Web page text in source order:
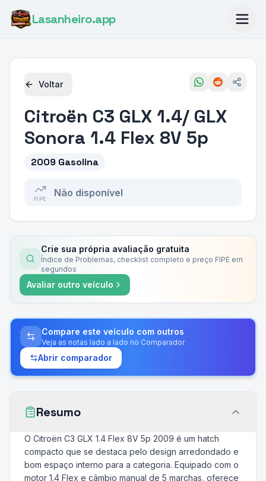
Lasanheiro.app
Voltar
Citroën C3 GLX 1.4/ GLX
Sonora 1.4 Flex 8V 5p
2009 Gasolina
FIPE
Não disponível
Crie sua própria avaliação gratuita
Índice de Problemas, checklist completo e preço FIPE em
segundos
Avaliar outro veículo
Compare este veículo com outros
Veja as notas lado a lado no Comparador
Abrir comparador
Resumo
O Citroën C3 GLX 1.4 Flex 8V 5p 2009 é um hatch
compacto que se destaca pelo design arredondado e
bom espaço interno para a categoria. Equipado com o
motor 1.4 Flex e câmbio manual de 5 marchas, oferece